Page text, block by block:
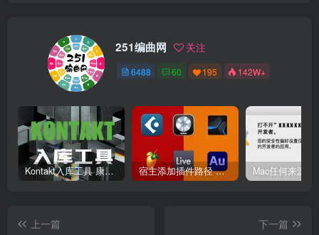
251编曲网 关注
6488 60 195 142W+
Kontakt入库工具 康泰克入库教程 宿主添加插件路径 插件路径设置 VSTPlugins路径
上一篇
下一篇